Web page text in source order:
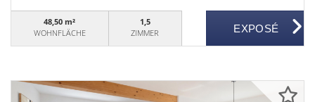
48,50 m²
WOHNFLÄCHE
1,5
ZIMMER